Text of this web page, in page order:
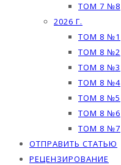
ТОМ 7 №8
2026 Г.
ТОМ 8 №1
ТОМ 8 №2
ТОМ 8 №3
ТОМ 8 №4
ТОМ 8 №5
ТОМ 8 №6
ТОМ 8 №7
ОТПРАВИТЬ СТАТЬЮ
РЕЦЕНЗИРОВАНИЕ